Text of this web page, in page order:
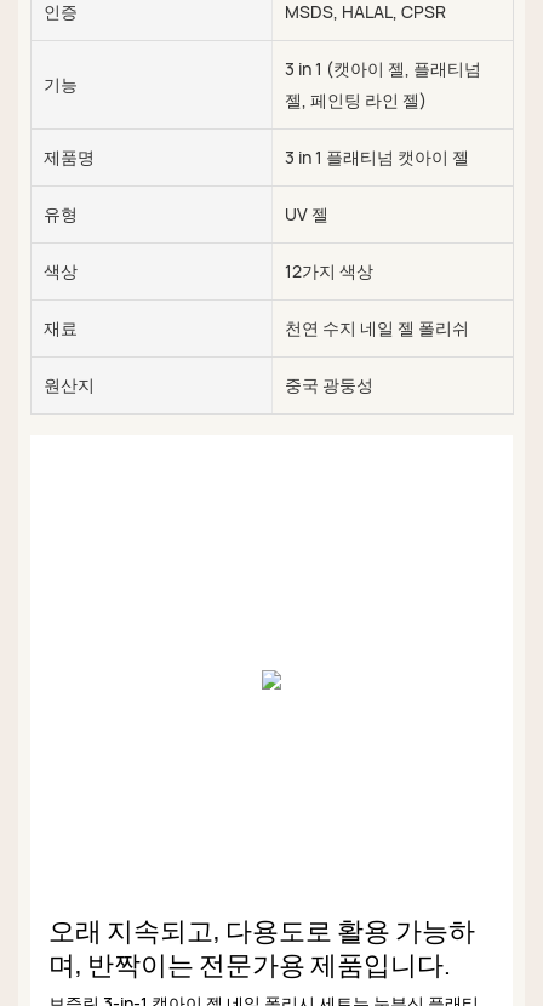
인증 MSDS, HALAL, CPSR
기능
3 in 1 (캣아이 젤, 플래티넘
젤, 페인팅 라인 젤)
제품명 3 in 1 플래티넘 캣아이 젤
유형 UV 젤
색상 12가지 색상
재료 천연 수지 네일 젤 폴리쉬
원산지 중국 광둥성
오래 지속되고, 다용도로 활용 가능하
며, 반짝이는 전문가용 제품입니다.